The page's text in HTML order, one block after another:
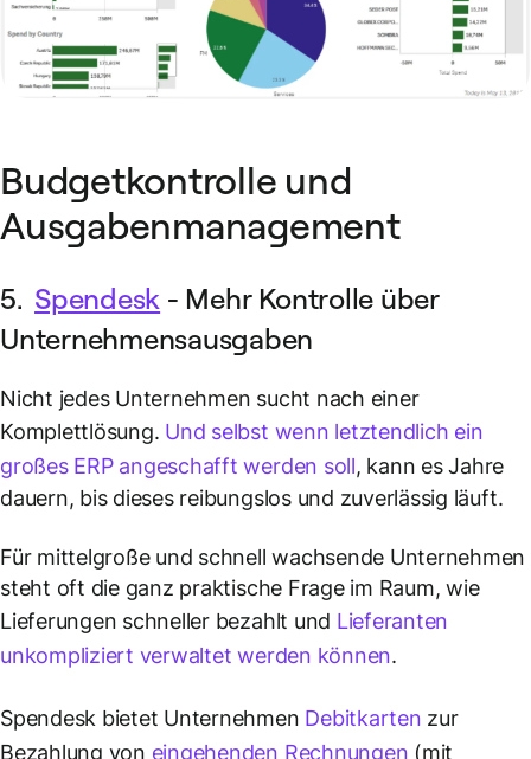
Budgetkontrolle und
Ausgabenmanagement
5. Spendesk - Mehr Kontrolle über
Unternehmensausgaben
Nicht jedes Unternehmen sucht nach einer
Komplettlösung. Und selbst wenn letztendlich ein
großes ERP angeschafft werden soll, kann es Jahre
dauern, bis dieses reibungslos und zuverlässig läuft.
Für mittelgroße und schnell wachsende Unternehmen
steht oft die ganz praktische Frage im Raum, wie
Lieferungen schneller bezahlt und Lieferanten
unkompliziert verwaltet werden können.
Spendesk bietet Unternehmen Debitkarten zur
Bezahlung von eingehenden Rechnungen (mit